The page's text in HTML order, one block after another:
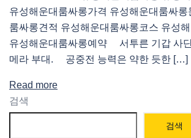
유성해운대룸싸롱가격 유성해운대룸싸롱
룸싸롱견적 유성해운대룸싸롱코스 유성
유성해운대룸싸롱예약 서투른 기갑 사단
메라 부대. 공중전 능력은 약한 듯한 […]
Read more
검색
검색